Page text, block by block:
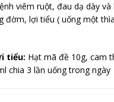
viêm ruột, đau dạ dày và
đờm, lợi tiểu ( uống một
tiểu: Hạt mã đề 10g, cam
chia 3 lần uống trong ngày